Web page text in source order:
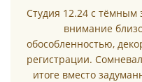
*
Студия 12.24 с тёмным
внимание
обособленностью,
регистрации.
итоге вместо